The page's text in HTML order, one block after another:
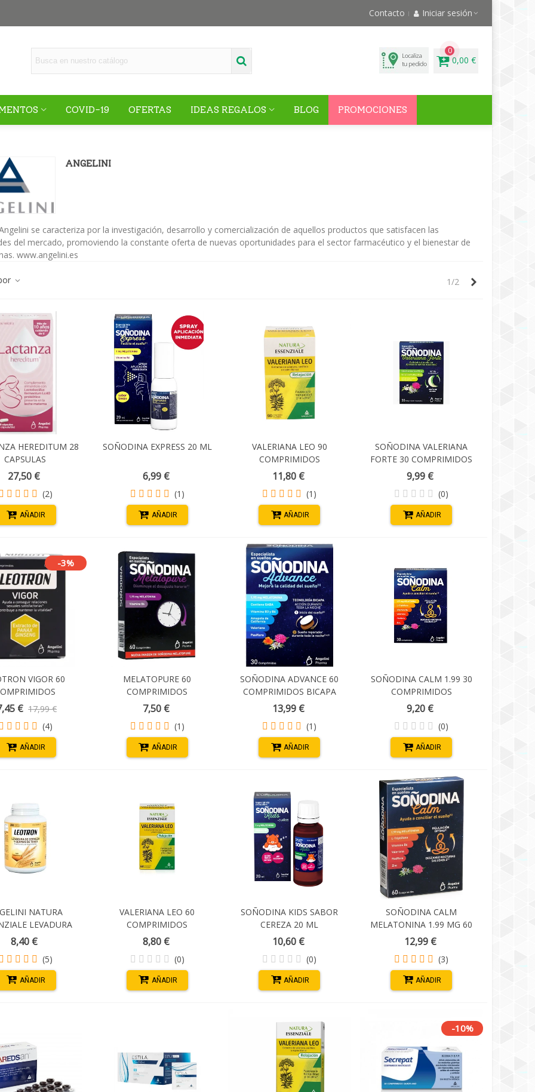
Contacto Iniciar sesión
0
0,00 €
COVID-19 OFERTAS IDEAS REGALOS BLOG PROMOCIONES
ANGELINI
se caracteriza por la investigación, desarrollo y comercialización de aquellos productos que satisfacen las
del mercado, promoviendo la constante oferta de nuevas oportunidades para el sector farmacéutico y el bienestar de
www.angelini.es
1/2
HEREDITUM 28
CAPSULAS
27,50 €
(2)
AÑADIR
SOÑODINA EXPRESS 20 ML
6,99 €
(1)
AÑADIR
VALERIANA LEO 90
COMPRIMIDOS
11,80 €
(1)
AÑADIR
SOÑODINA VALERIANA
FORTE 30 COMPRIMIDOS
9,99 €
(0)
AÑADIR
-3%
VIGOR 60
€ 17,99 €
(4)
AÑADIR
MELATOPURE 60
COMPRIMIDOS
RECUBIERTOS
7,50 €
(1)
AÑADIR
SOÑODINA ADVANCE 60
COMPRIMIDOS BICAPA
13,99 €
(1)
AÑADIR
SOÑODINA CALM 1.99 30
COMPRIMIDOS
9,20 €
(0)
AÑADIR
NATURA
LEVADURA
Y GERMEN TRIGO
8,40 €
(5)
AÑADIR
VALERIANA LEO 60
COMPRIMIDOS
8,80 €
(0)
AÑADIR
SOÑODINA KIDS SABOR
CEREZA 20 ML
10,60 €
(0)
AÑADIR
SOÑODINA CALM
MELATONINA 1.99 MG 60
COMPRIMIDOS
12,99 €
(3)
AÑADIR
-10%